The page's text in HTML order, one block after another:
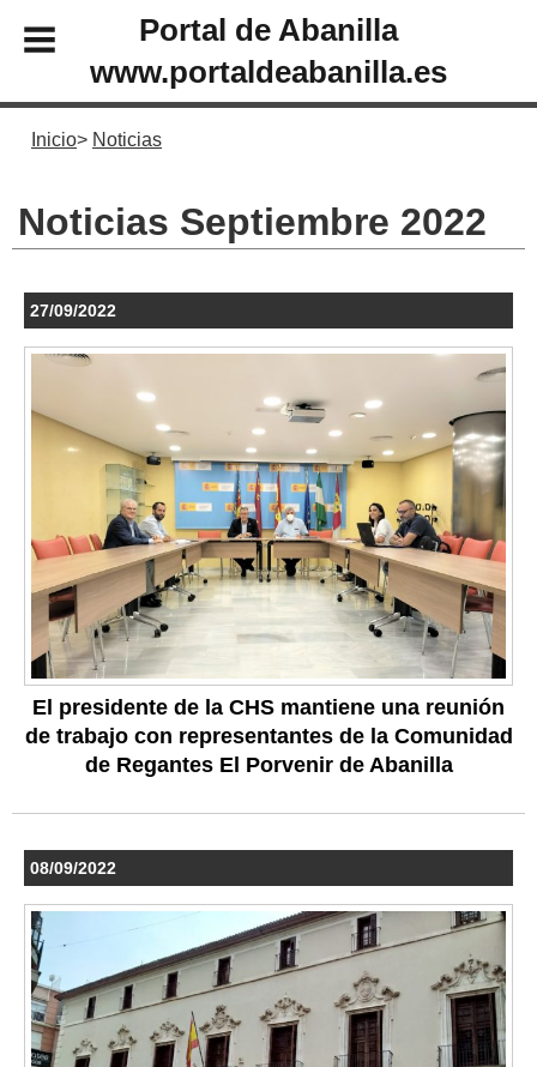
Portal de Abanilla
www.portaldeabanilla.es
Inicio Noticias
Noticias Septiembre 2022
27/09/2022
El presidente de la CHS mantiene una reunión
de trabajo con representantes de la Comunidad
de Regantes El Porvenir de Abanilla
08/09/2022